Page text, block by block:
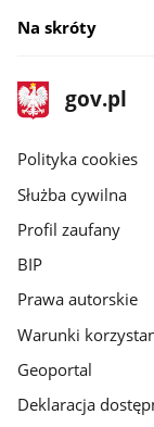
Na skróty
stopka
gov.pl
Strona
gov.pl
gov.pl
Polityka cookies
Służba cywilna
Profil zaufany
BIP
Prawa autorskie
Warunki
Geoportal
Deklaracja